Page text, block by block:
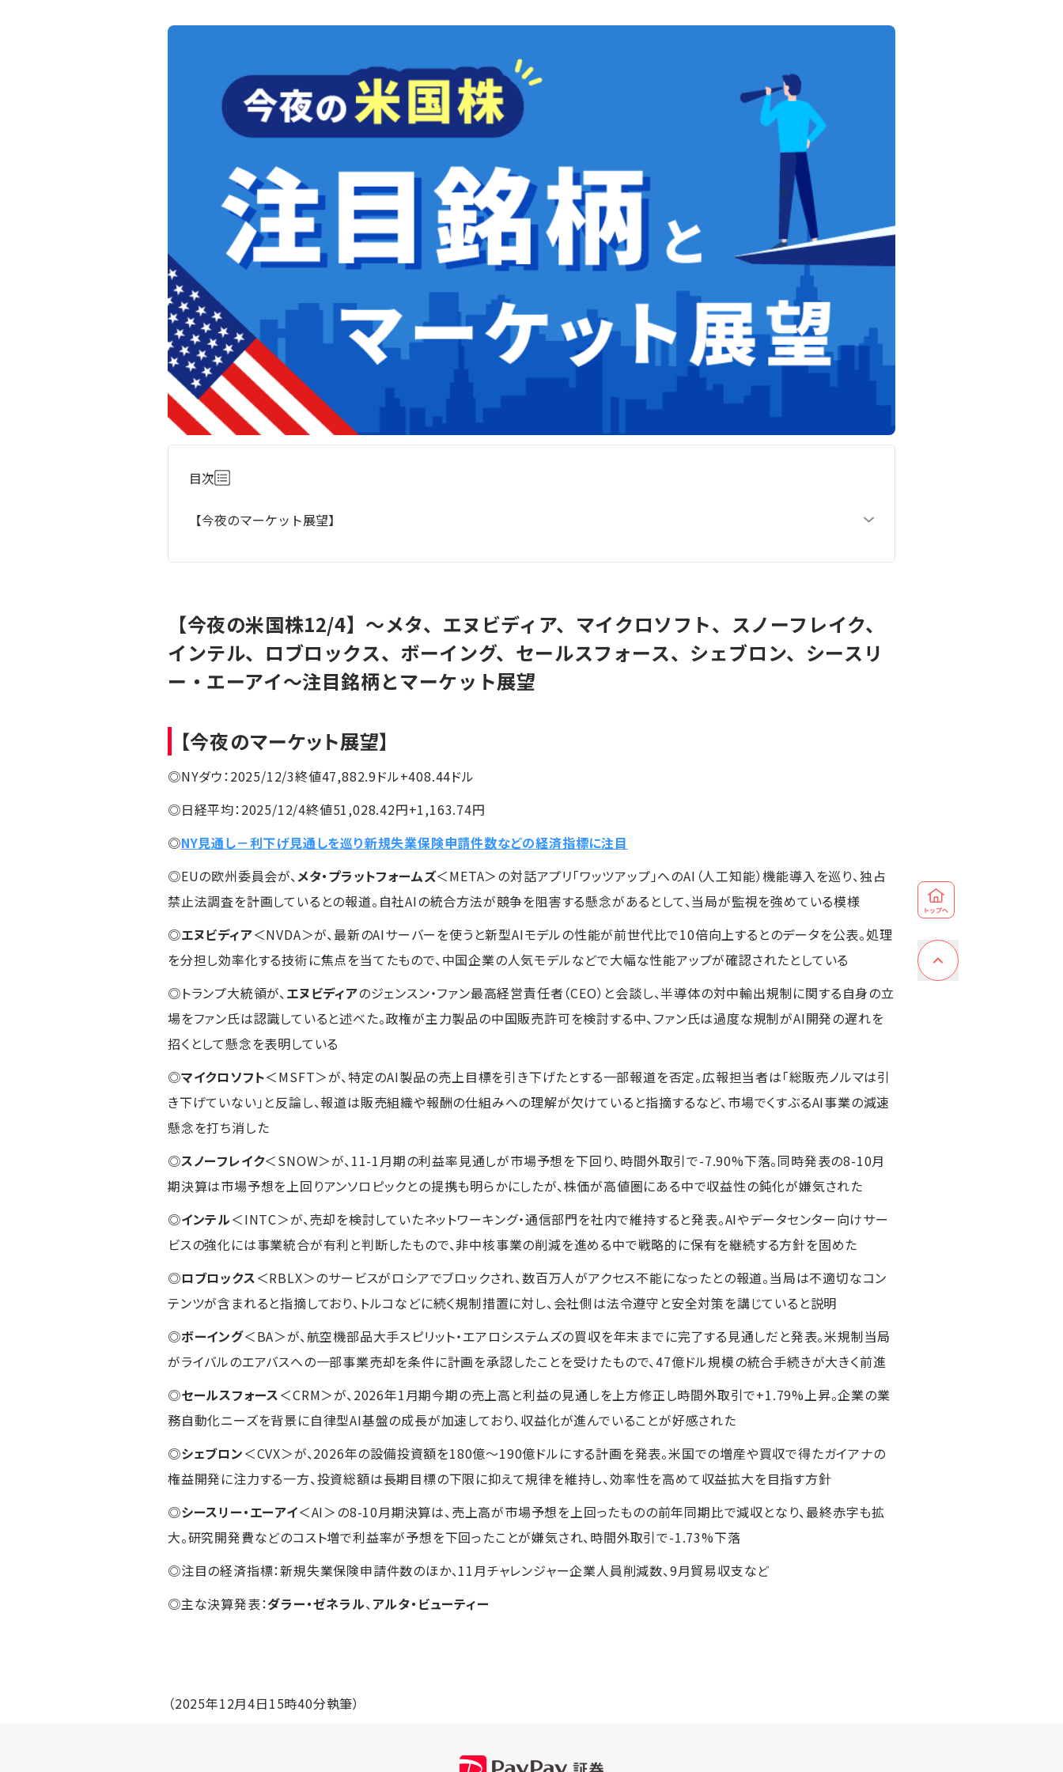
目次
【今夜のマーケット展望】
【今夜の米国株12/4】～メタ、エヌビディア、マイクロソフト、スノーフレイク、
インテル、ロブロックス、ボーイング、セールスフォース、シェブロン、シースリ
ー・エーアイ～注目銘柄とマーケット展望
【今夜のマーケット展望】
◎NYダウ：2025/12/3終値47,882.9ドル+408.44ドル
◎日経平均：2025/12/4終値51,028.42円+1,163.74円
◎NY見通し－利下げ見通しを巡り新規失業保険申請件数などの経済指標に注目
◎EUの欧州委員会が、 メタ・プラットフォームズ＜META＞の対話アプリ「ワッツアップ」へのAI（人工知能）機能導入を巡り、独占
禁止法調査を計画しているとの報道。自社AIの統合方法が競争を阻害する懸念があるとして、当局が監視を強めている模様
◎エヌビディア＜NVDA＞が、最新のAIサーバーを使うと新型AIモデルの性能が前世代比で10倍向上するとのデータを公表。処理
を分担し効率化する技術に焦点を当てたもので、中国企業の人気モデルなどで大幅な性能アップが確認されたとしている
◎トランプ大統領が、 エヌビディアのジェンスン・ファン最高経営責任者（CEO）と会談し、半導体の対中輸出規制に関する自身の立
場をファン氏は認識していると述べた。政権が主力製品の中国販売許可を検討する中、ファン氏は過度な規制がAI開発の遅れを
招くとして懸念を表明している
◎マイクロソフト＜MSFT＞が、特定のAI製品の売上目標を引き下げたとする一部報道を否定。広報担当者は「総販売ノルマは引
き下げていない」と反論し、報道は販売組織や報酬の仕組みへの理解が欠けていると指摘するなど、市場でくすぶるAI事業の減速
懸念を打ち消した
◎スノーフレイク＜SNOW＞が、11-1月期の利益率見通しが市場予想を下回り、時間外取引で-7.90%下落。同時発表の8-10月
期決算は市場予想を上回りアンソロピックとの提携も明らかにしたが、株価が高値圏にある中で収益性の鈍化が嫌気された
◎インテル＜INTC＞が、売却を検討していたネットワーキング・通信部門を社内で維持すると発表。AIやデータセンター向けサー
ビスの強化には事業統合が有利と判断したもので、非中核事業の削減を進める中で戦略的に保有を継続する方針を固めた
◎ロブロックス＜RBLX＞のサービスがロシアでブロックされ、数百万人がアクセス不能になったとの報道。当局は不適切なコン
テンツが含まれると指摘しており、トルコなどに続く規制措置に対し、会社側は法令遵守と安全対策を講じていると説明
◎ボーイング＜BA＞が、航空機部品大手スピリット・エアロシステムズの買収を年末までに完了する見通しだと発表。米規制当局
がライバルのエアバスへの一部事業売却を条件に計画を承認したことを受けたもので、47億ドル規模の統合手続きが大きく前進
◎セールスフォース＜CRM＞が、2026年1月期今期の売上高と利益の見通しを上方修正し時間外取引で+1.79%上昇。企業の業
務自動化ニーズを背景に自律型AI基盤の成長が加速しており、収益化が進んでいることが好感された
◎シェブロン＜CVX＞が、2026年の設備投資額を180億～190億ドルにする計画を発表。米国での増産や買収で得たガイアナの
権益開発に注力する一方、投資総額は長期目標の下限に抑えて規律を維持し、効率性を高めて収益拡大を目指す方針
◎シースリー・エーアイ＜AI＞の8-10月期決算は、売上高が市場予想を上回ったものの前年同期比で減収となり、最終赤字も拡
大。研究開発費などのコスト増で利益率が予想を下回ったことが嫌気され、時間外取引で-1.73%下落
◎注目の経済指標：新規失業保険申請件数のほか、11月チャレンジャー企業人員削減数、9月貿易収支など
◎主な決算発表：ダラー・ゼネラル、 アルタ・ビューティー
（2025年12月4日15時40分執筆）